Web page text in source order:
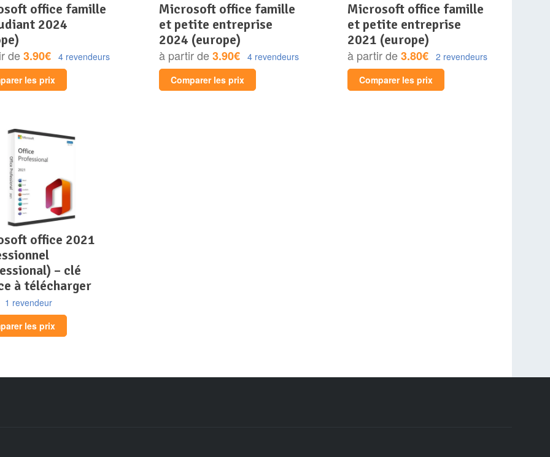
2024
de3.90€
4 revendeurs
les prix
microsoft office famille
et petite entreprise
2024 (europe)
à partir de3.90€
4 revendeurs
Comparer les prix
microsoft office famille
et petite entreprise
2021 (europe)
à partir de3.80€
2 revendeurs
Comparer les prix
– clé
à télécharger
1 revendeur
les prix